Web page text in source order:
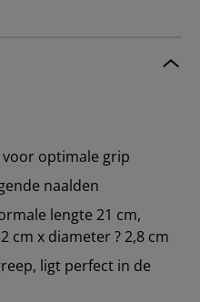
optimale grip
naalden
lengte 21 cm,
cm x diameter ? 2,8 cm
ligt perfect in de